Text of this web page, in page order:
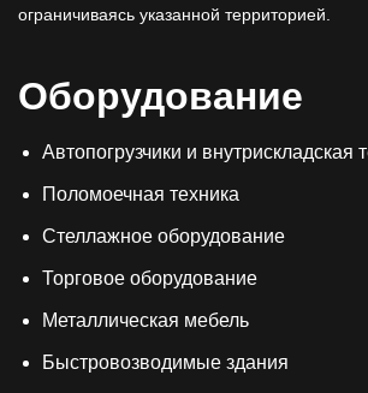
ограничиваясь указанной территорией.
Оборудование
Автопогрузчики и внутрискладская
Поломоечная техника
Стеллажное оборудование
Торговое оборудование
Металлическая мебель
Быстровозводимые здания